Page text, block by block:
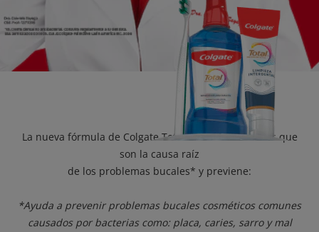
La nueva fórmula de Colgate Total combate bacterias que
son la causa raíz
de los problemas bucales* y previene:
*Ayuda a prevenir problemas bucales cosméticos comunes
causados por bacterias como: placa, caries, sarro y mal